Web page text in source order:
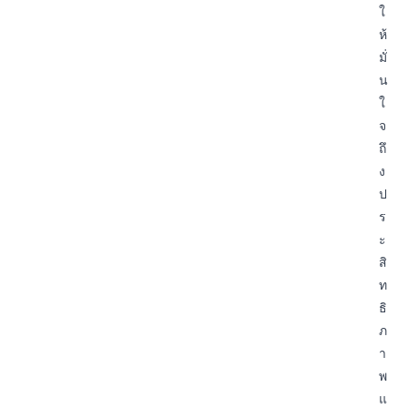
ใ
ห้
มั่
น
ใ
จ
ถึ
ง
ป
ร
ะ
สิ
ท
ธิ
ภ
า
พ
แ